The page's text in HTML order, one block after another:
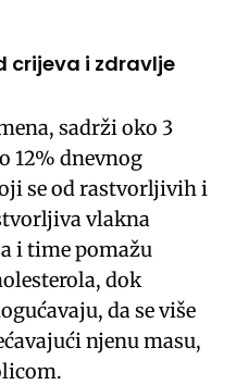
crijeva i zdravlje
sadrži oko 3
12% dnevnog
se od rastvorljivih i
vlakna
i time pomažu
dok
da se više
njenu masu,